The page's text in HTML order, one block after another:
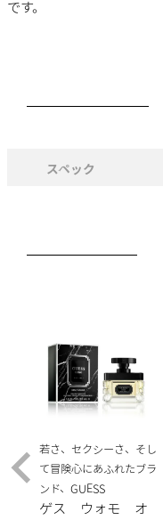
です。
スペック
若さ、セクシーさ、そし
て冒険心にあふれたブラ
ンド、GUESS
ゲス ウォモ オ